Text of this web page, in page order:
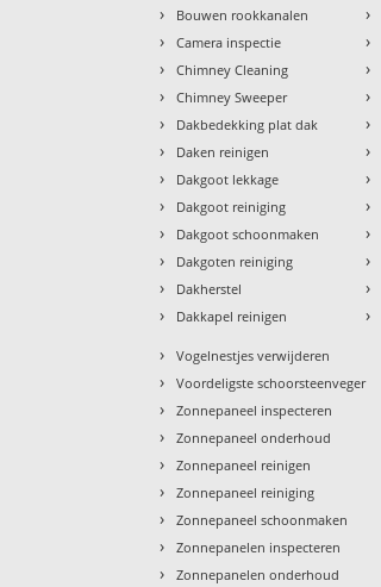
› Bouwen rookkanalen
› Camera inspectie
› Chimney Cleaning
› Chimney Sweeper
› Dakbedekking plat dak
› Daken reinigen
› Dakgoot lekkage
› Dakgoot reiniging
› Dakgoot schoonmaken
› Dakgoten reiniging
› Dakherstel
› Dakkapel reinigen
›
›
›
›
›
›
›
›
›
›
›
›
› Vogelnestjes verwijderen
› Voordeligste schoorsteenveger
› Zonnepaneel inspecteren
› Zonnepaneel onderhoud
› Zonnepaneel reinigen
› Zonnepaneel reiniging
› Zonnepaneel schoonmaken
› Zonnepanelen inspecteren
› Zonnepanelen onderhoud